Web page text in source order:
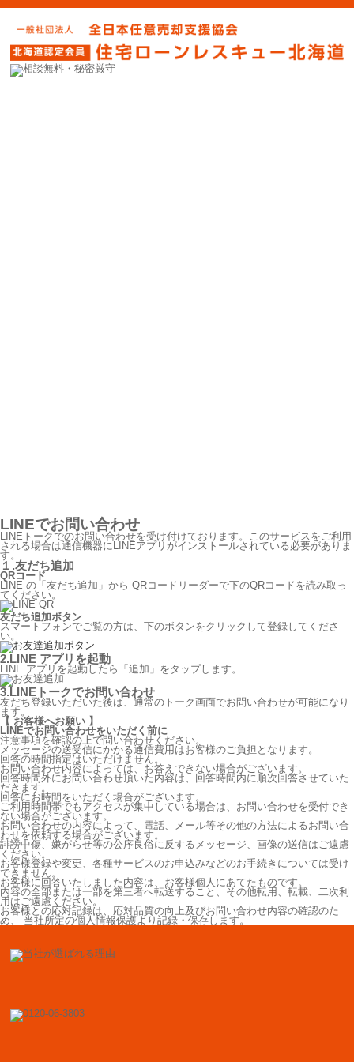
LINEでお問い合わせ
LINEトークでのお問い合わせを受け付けております。このサービスをご利用
される場合は通信機器にLINEアプリがインストールされている必要がありま
す。
１.友だち追加
QRコード
LINE の「友だち追加」から QRコードリーダーで下のQRコードを読み取っ
てください。
友だち追加ボタン
スマートフォンでご覧の方は、下のボタンをクリックして登録してくださ
い。
2.LINE アプリを起動
LINE アプリを起動したら「追加」をタップします。
3.LINEトークでお問い合わせ
友だち登録いただいた後は、通常のトーク画面でお問い合わせが可能になり
ます。
【 お客様へお願い 】
LINEでお問い合わせをいただく前に
注意事項を確認の上で問い合わせください。
メッセージの送受信にかかる通信費用はお客様のご負担となります。
回答の時間指定はいただけません。
お問い合わせ内容によっては、お答えできない場合がございます。
回答時間外にお問い合わせ頂いた内容は、回答時間内に順次回答させていた
だきます。
回答にお時間をいただく場合がございます。
ご利用時間帯でもアクセスが集中している場合は、お問い合わせを受付でき
ない場合がございます。
お問い合わせの内容によって、電話、メール等その他の方法によるお問い合
わせを依頼する場合がございます。
誹謗中傷、嫌がらせ等の公序良俗に反するメッセージ、画像の送信はご遠慮
ください。
お客様登録や変更、各種サービスのお申込みなどのお手続きについては受け
できません。
お客様に回答いたしました内容は、お客様個人にあてたものです。
内容の全部または一部を第三者へ転送すること、その他転用、転載、二次利
用はご遠慮ください。
お客様との応対記録は、応対品質の向上及びお問い合わせ内容の確認のた
め、 当社所定の個人情報保護より記録・保存します。